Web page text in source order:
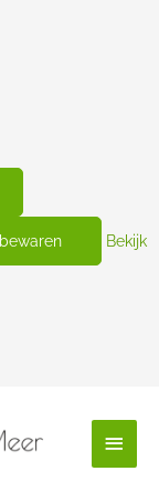
Bekijk